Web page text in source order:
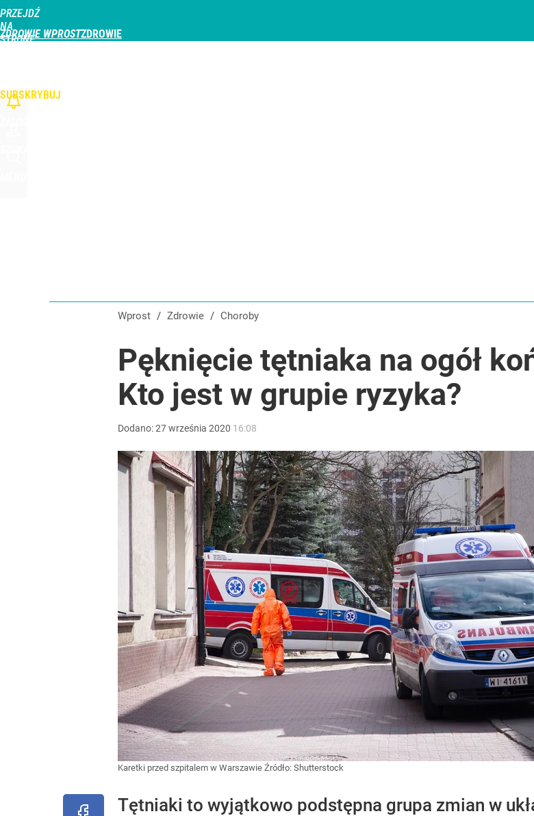
PRZEJDŹ
NA
STRONĘ
ZDROWIE WPROST
SUBSKRYBUJ
Wprost / Zdrowie / Choroby
Pęknięcie tętniaka na ogół
Kto jest w grupie ryzyka?
Dodano:27września 2020 16:08
Karetki przed szpitalem w Warszawie Źródło: Shutterstock
Tętniaki to wyjątkowo podstępna grupa zmian w